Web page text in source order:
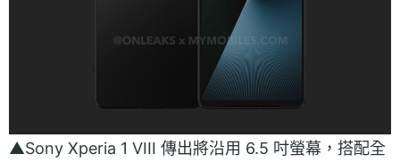
▲Sony Xperia 1 VIII 傳出將沿用 6.5 吋螢幕，搭配全